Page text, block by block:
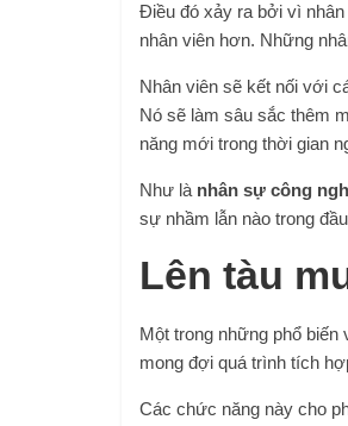
Điều đó xảy ra bởi vì
nhân viên hơn. Những
Nhân viên sẽ kết nối với
Nó sẽ làm sâu sắc thêm
năng mới trong thời gian
Như là nhân sự công
sự nhầm lẫn nào trong
Lên tàu
Một trong những phổ biến
mong đợi quá trình tích
Các chức năng này cho